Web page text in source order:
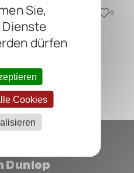
Sie,
dürfen
Cookies
0
Dunlop